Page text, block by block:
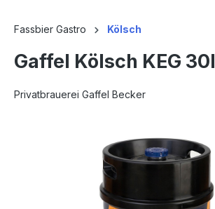
Fassbier Gastro Kölsch
Gaffel Kölsch KEG 30l
Privatbrauerei Gaffel Becker
Bildergalerie überspringen